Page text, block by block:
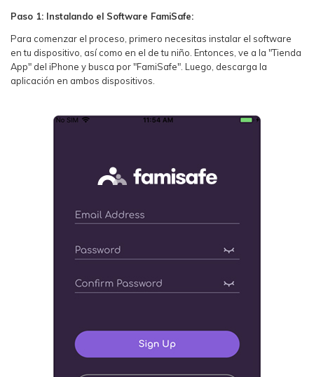
Paso 1: Instalando el Software FamiSafe:
Para comenzar el proceso, primero necesitas instalar el software
en tu dispositivo, así como en el de tu niño. Entonces, ve a la "Tienda
App" del iPhone y busca por "FamiSafe". Luego, descarga la
aplicación en ambos dispositivos.